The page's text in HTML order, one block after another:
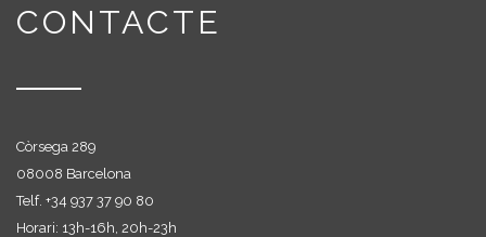
CONTACTE
Còrsega 289
08008 Barcelona
Telf. +34 937 37 90 80
Horari: 13h-16h, 20h-23h